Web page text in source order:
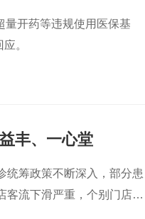
量开药等违规使用医保基
。
丰、一心堂
统筹政策不断深入，部分患
客流下滑严重，个别门店经